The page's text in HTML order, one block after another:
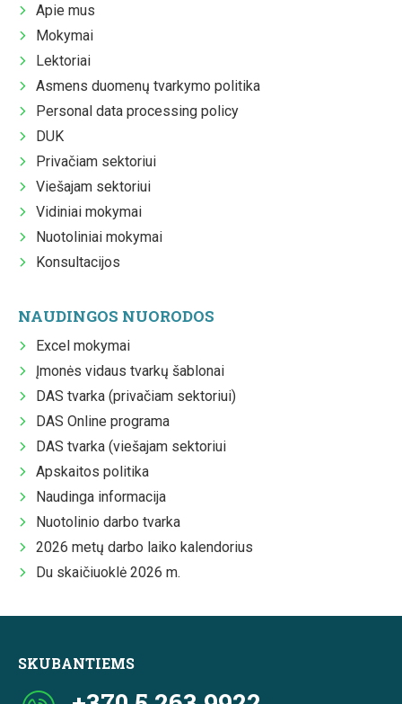
Apie mus
Mokymai
Lektoriai
Asmens duomenų tvarkymo politika
Personal data processing policy
DUK
Privačiam sektoriui
Viešajam sektoriui
Vidiniai mokymai
Nuotoliniai mokymai
Konsultacijos
NAUDINGOS NUORODOS
Excel mokymai
Įmonės vidaus tvarkų šablonai
DAS tvarka (privačiam sektoriui)
DAS Online programa
DAS tvarka (viešajam sektoriui
Apskaitos politika
Naudinga informacija
Nuotolinio darbo tvarka
2026 metų darbo laiko kalendorius
Du skaičiuoklė 2026 m.
SKUBANTIEMS